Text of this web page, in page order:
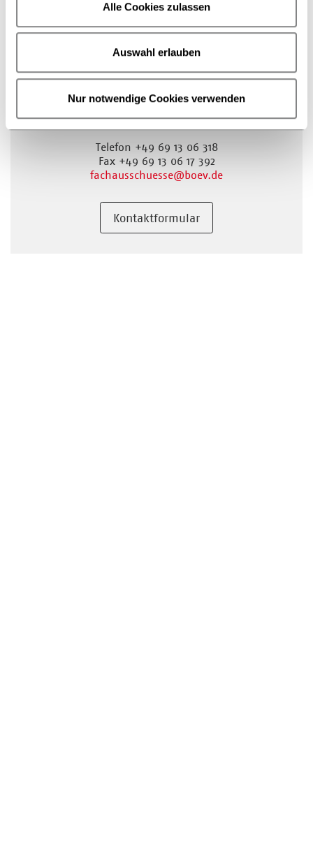
Alle Cookies zulassen
Auswahl erlauben
Nur notwendige Cookies verwenden
Bereich Gremien- &
Interessenmanagement
Fachausschüsse
Telefon +49 69 13 06 318
Fax +49 69 13 06 17 392
fachausschuesse@boev.de
Kontaktformular